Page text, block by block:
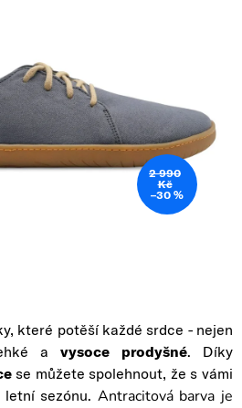
které potěší každé srdce - nejen
avysoce prodyšné. Díky
se můžete spolehnout, že s vámi
sezónu. Antracitová barva je
2 990
Kč
–30 %